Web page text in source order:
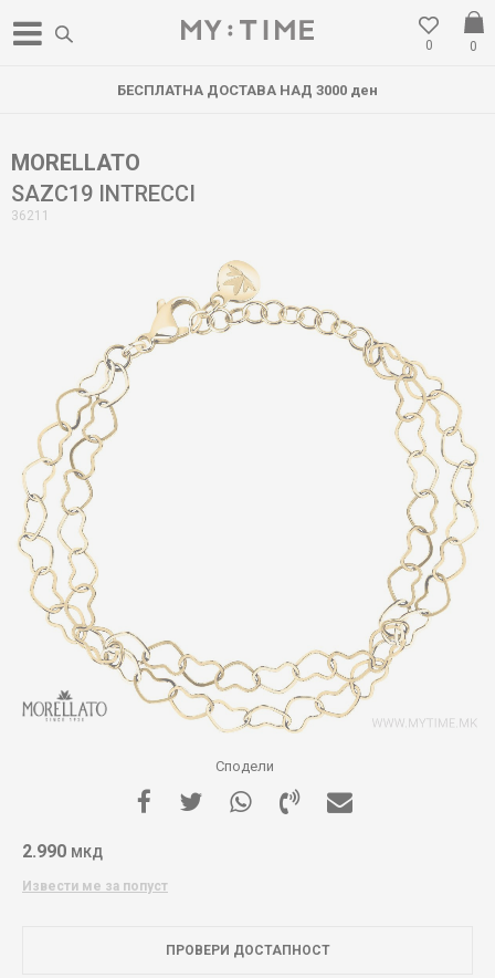
0
0
БЕСПЛАТНА ДОСТАВА НАД 3000 ден
MORELLATO
SAZC19 INTRECCI
36211
Сподели
2.990 МКД
Извести ме за попуст
ПРОВЕРИ ДОСТАПНОСТ